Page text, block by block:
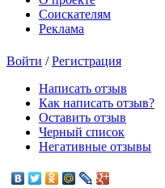
Соискателям
Реклама
Войти /Регистрация
Написать отзыв
Как написать отзыв?
Оставить отзыв
Черный список
Негативные отзывы